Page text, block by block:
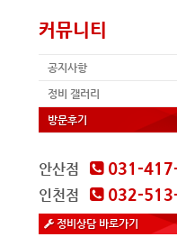
커뮤니티
공지사항
정비 갤러리
방문후기
안산점 031-
인천점 032-
정비상담 바로가기